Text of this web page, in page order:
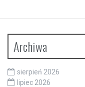
Archiwa
sierpień 2026
lipiec 2026